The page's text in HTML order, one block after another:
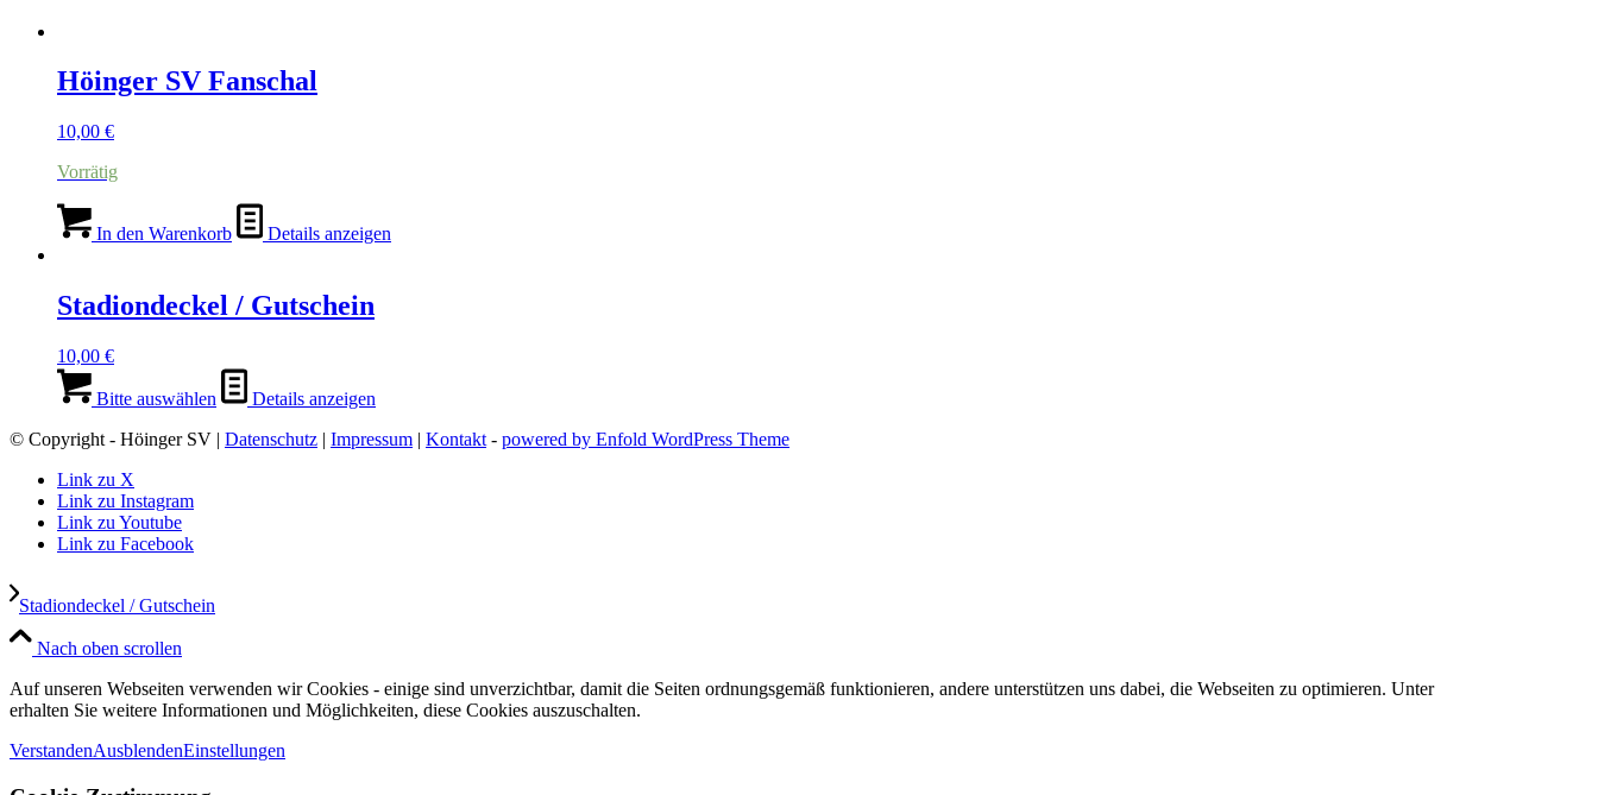
Optionen
können
Höinger SV Fanschal
10,00 €
Vorrätig
In den Warenkorb Details anzeigen
Stadiondeckel / Gutschein
10,00 €
Bitte auswählen
Details anzeigen
© Copyright - Höinger SV | Datenschutz | Impressum | Kontakt - powered by Enfold WordPress Theme
Link zu X
Link zu Instagram
Link zu Youtube
Link zu Facebook
Stadiondeckel / Gutschein
Nach oben scrollen
Auf unseren Webseiten verwenden wir Cookies - einige sind unverzichtbar, damit die Seiten ordnungsgemäß funktionieren, andere unterstützen uns dabei, die Webseiten zu optimieren. Unter
erhalten Sie weitere Informationen und Möglichkeiten, diese Cookies auszuschalten.
VerstandenAusblendenEinstellungen